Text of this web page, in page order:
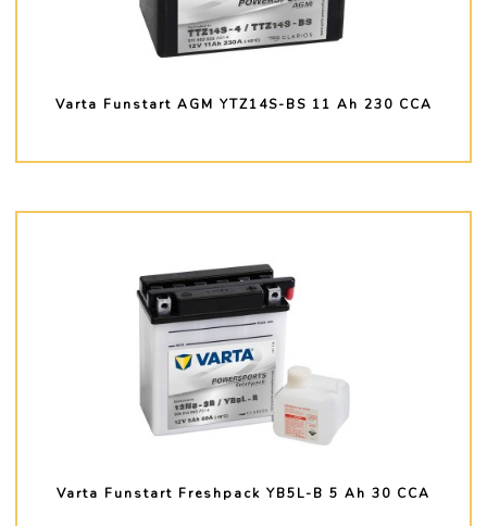
Varta Funstart AGM YTZ14S-BS 11 Ah 230 CCA
Varta Funstart Freshpack YB5L-B 5 Ah 30 CCA